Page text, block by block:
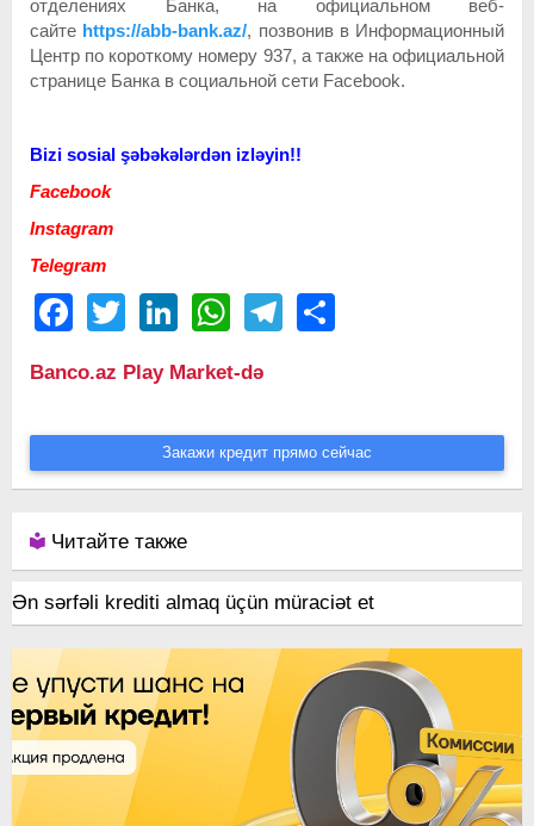
отделениях Банка, на официальном веб-
сайте https://abb-bank.az/, позвонив в Информационный
Центр по короткому номеру 937, а также на официальной
странице Банка в социальной сети Facebook.
Bizi sosial şəbəkələrdən izləyin!!
Facebook
Instagram
Telegram
FacebookTwitter LinkedIn WhatsAppTelegram
Banco.az Play Market-də
Закажи кредит прямо сейчас
Читайте также
Ən sərfəli krediti almaq üçün müraciət et